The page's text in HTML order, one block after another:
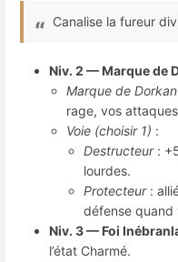
Canalise la fureur
Niv. 2 — Marque de
Marque de Dorkan
rage, vos
Voie (choisir 1) :
Destructeur:
lourdes.
Protecteur:
défense quand
Niv. 3 — Foi
l’état Charmé.